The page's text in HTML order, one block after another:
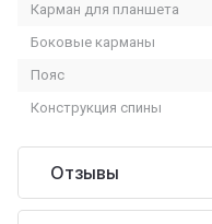
Карман для планшета
Боковые карманы
Пояс
Конструкция спины
Отзывы